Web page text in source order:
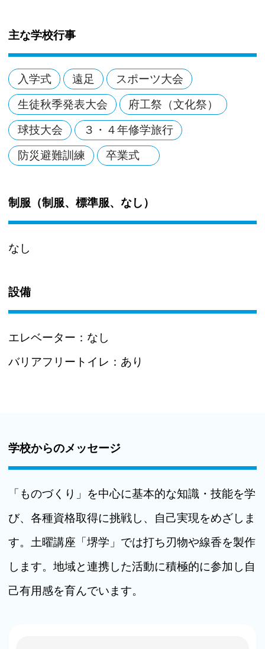
主な学校行事
入学式 遠足 スポーツ大会
生徒秋季発表大会 府工祭（文化祭）
球技大会 ３・４年修学旅行
防災避難訓練 卒業式
制服（制服、標準服、なし）
なし
設備
エレベーター： なし
バリアフリートイレ： あり
学校からのメッセージ
「ものづくり」を中心に基本的な知識・技能を学
び、各種資格取得に挑戦し、自己実現をめざしま
す。土曜講座「堺学」では打ち刃物や線香を製作
します。地域と連携した活動に積極的に参加し自
己有用感を育んでいます。